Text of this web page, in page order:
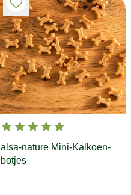
alsa-nature Mini-Kalkoen-
botjes